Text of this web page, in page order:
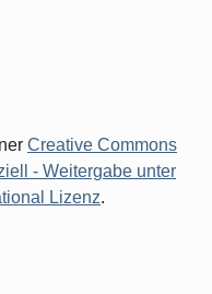
Creative Commons
- Weitergabe unter
Lizenz.